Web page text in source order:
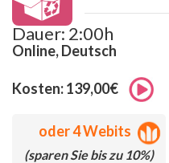
Dauer: 2:00h
Online, Deutsch
Kosten: 139,00€
oder4 Webits
(sparen Sie bis zu 10%)